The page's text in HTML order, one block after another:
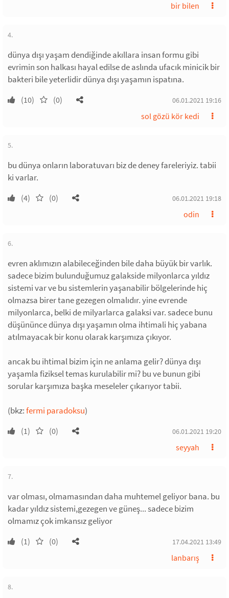
bir bilen
4.
dünya dışı yaşam dendiğinde akıllara insan formu gibi
evrimin son halkası hayal edilse de aslında ufacık minicik bir
bakteri bile yeterlidir dünya dışı yaşamın ispatına.
(10) (0) 06.01.2021 19:16
sol gözü kör kedi
5.
bu dünya onların laboratuvarı biz de deney fareleriyiz. tabii
ki varlar.
(4) (0) 06.01.2021 19:18
odin
6.
evren aklımızın alabileceğinden bile daha büyük bir varlık.
sadece bizim bulunduğumuz galakside milyonlarca yıldız
sistemi var ve bu sistemlerin yaşanabilir bölgelerinde hiç
olmazsa birer tane gezegen olmalıdır. yine evrende
milyonlarca, belki de milyarlarca galaksi var. sadece bunu
düşününce dünya dışı yaşamın olma ihtimali hiç yabana
atılmayacak bir konu olarak karşımıza çıkıyor.
ancak bu ihtimal bizim için ne anlama gelir? dünya dışı
yaşamla fiziksel temas kurulabilir mi? bu ve bunun gibi
sorular karşımıza başka meseleler çıkarıyor tabii.
(bkz:fermi paradoksu)
(1) (0) 06.01.2021 19:20
seyyah
7.
var olması, olmamasından daha muhtemel geliyor bana. bu
kadar yıldız sistemi,gezegen ve güneş... sadece bizim
olmamız çok imkansız geliyor
(1) (0) 17.04.2021 13:49
lanbarış
8.